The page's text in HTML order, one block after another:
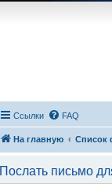
Ссылки FAQ
На главную Список
Послать письмо